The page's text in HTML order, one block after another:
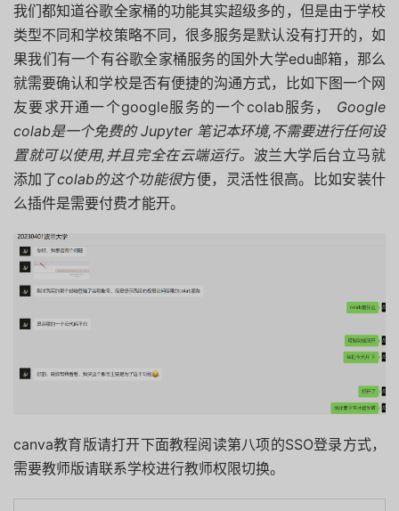
我们都知道谷歌全家桶的功能其实超级多的，但是由于学校
类型不同和学校策略不同，很多服务是默认没有打开的，如
果我们有一个有谷歌全家桶服务的国外大学edu邮箱，那么
就需要确认和学校是否有便捷的沟通方式，比如下图一个网
友要求开通一个google服务的一个colab服务， Google
colab是一个免费的 Jupyter 笔记本环境,不需要进行任何设
置就可以使用,并且完全在云端运行。 波兰大学后台立马就
添加了colab的这个功能很方便，灵活性很高。比如安装什
么插件是需要付费才能开。
canva教育版请打开下面教程阅读第八项的SSO登录方式，
需要教师版请联系学校进行教师权限切换。